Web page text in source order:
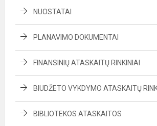
NUOSTATAI
PLANAVIMO DOKUMENTAI
FINANSINIŲ ATASKAITŲ RINKINIAI
BIUDŽETO VYKDYMO ATASKAITŲ
BIBLIOTEKOS ATASKAITOS